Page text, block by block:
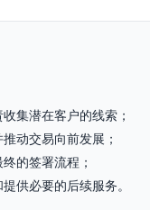
集潜在客户的线索；
动交易向前发展；
的签署流程；
供必要的后续服务。